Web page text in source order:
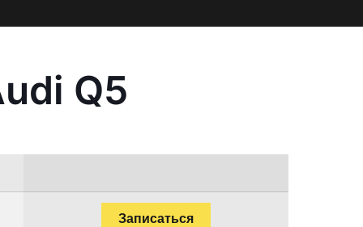
Q5
Записаться